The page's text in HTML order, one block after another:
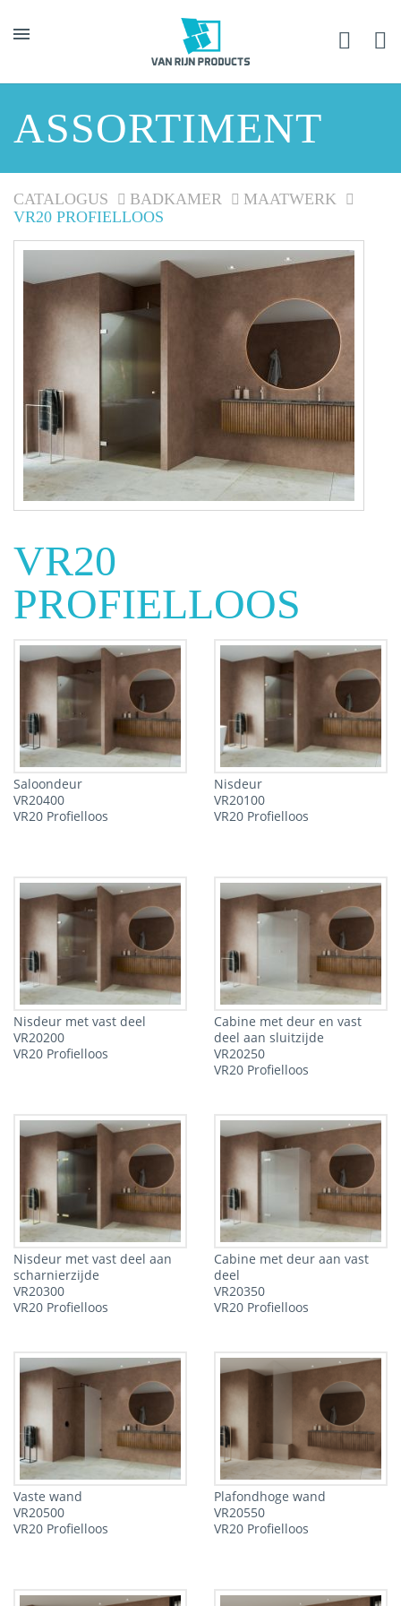
ASSORTIMENT
CATALOGUS BADKAMER
MAATWERK
VR20 PROFIELLOOS
VR20
PROFIELLOOS
Saloondeur
VR20400
VR20 Profielloos
Nisdeur
VR20100
VR20 Profielloos
Nisdeur met vast deel
VR20200
VR20 Profielloos
Cabine met deur en vast
deel aan sluitzijde
VR20250
VR20 Profielloos
Nisdeur met vast deel aan
scharnierzijde
VR20300
VR20 Profielloos
Cabine met deur aan vast
deel
VR20350
VR20 Profielloos
Vaste wand
VR20500
VR20 Profielloos
Plafondhoge wand
VR20550
VR20 Profielloos